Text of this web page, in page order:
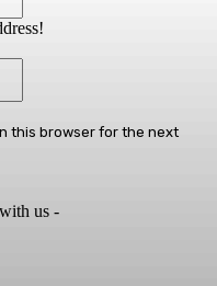
this browser for the next
us -